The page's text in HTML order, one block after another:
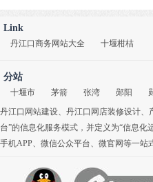
Link
丹江口商务网站大全 十堰柑桔
分站
十堰市 茅箭 张湾 郧阳
丹江口网站建设、 丹江口网店装修设计、
台”的信息化服务模式，并定义为“信息
手机APP、 微信公众平台、 微官网等一站